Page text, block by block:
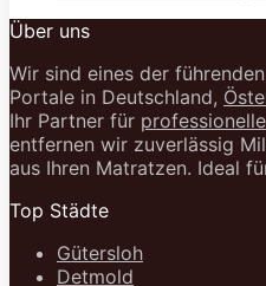
Über uns
Wir sind eines der
Portale in Deutschland,
Ihr Partner für
entfernen wir zuverlässig
aus Ihren Matratzen. Ideal
Top Städte
Gütersloh
Detmold